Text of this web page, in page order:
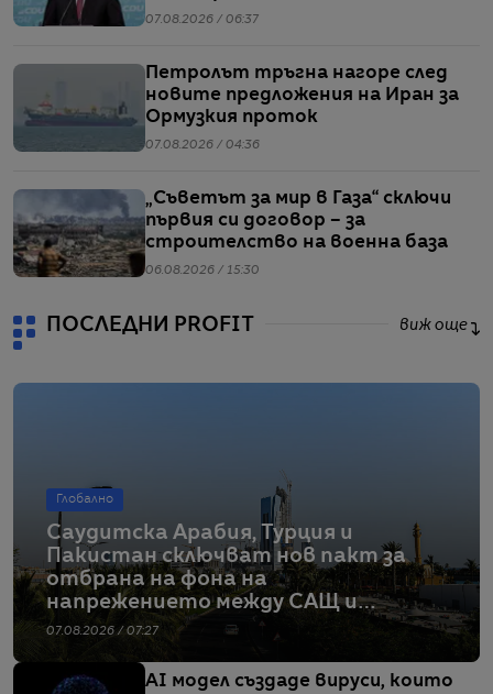
07.08.2026 / 06:37
Петролът тръгна нагоре след
новите предложения на Иран за
Ормузкия проток
07.08.2026 / 04:36
„Съветът за мир в Газа“ сключи
първия си договор – за
строителство на военна база
06.08.2026 / 15:30
ПОСЛЕДНИ PROFIT виж още
Глобално
Саудитска Арабия, Турция и
Пакистан сключват нов пакт за
отбрана на фона на
напрежението между САЩ и
Иран
07.08.2026 / 07:27
AI модел създаде вируси, които